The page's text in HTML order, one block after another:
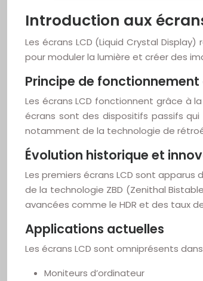
Introduction aux
Les écrans LCD (Liquid Crystal
pour moduler la lumière et créer des
Principe de fonctionnement
Les écrans LCD fonctionnent grâce à
écrans sont des dispositifs passifs
notamment de la technologie de
Évolution historique et
Les premiers écrans LCD sont apparus
de la technologie ZBD (Zenithal
avancées comme le HDR et des taux
Applications actuelles
Les écrans LCD sont omniprésents
Moniteurs d’ordinateur